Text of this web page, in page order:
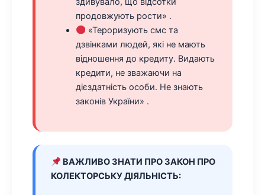
продовжують рости» .
«Тероризують смс та
дзвінками людей, які не мають
відношення до кредиту. Видають
кредити, не зважаючи на
дієздатність особи. Не знають
законів України» .
ВАЖЛИВО ЗНАТИ ПРО ЗАКОН ПРО
КОЛЕКТОРСЬКУ ДІЯЛЬНІСТЬ: